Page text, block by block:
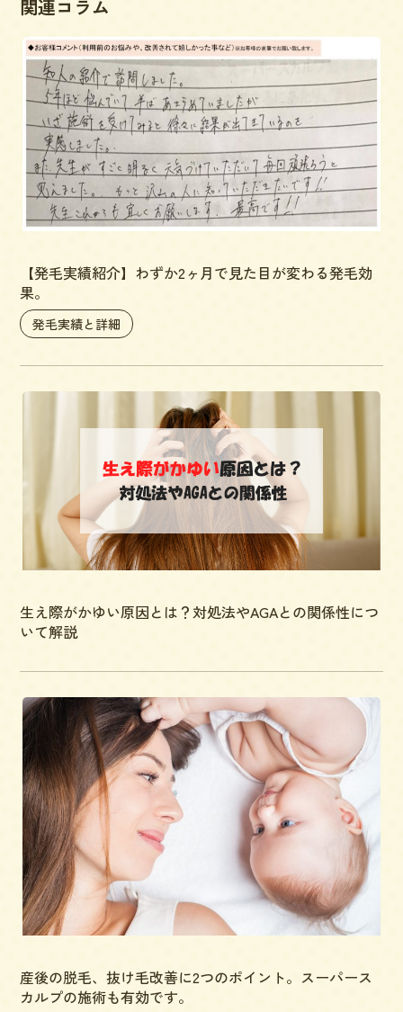
関連コラム
【発毛実績紹介】わずか2ヶ月で見た目が変わる発毛効
果。
発毛実績と詳細
生え際がかゆい原因とは？対処法やAGAとの関係性につ
いて解説
産後の脱毛、抜け毛改善に2つのポイント。スーパース
カルプの施術も有効です。